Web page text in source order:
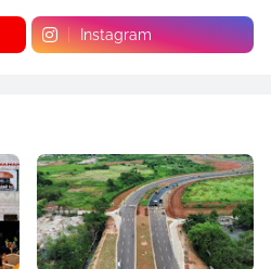
Instagram